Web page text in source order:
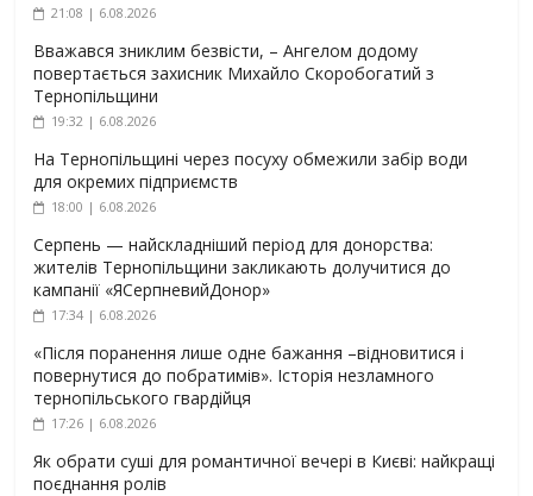
21:08 | 6.08.2026
Вважався зниклим безвісти, – Ангелом додому
повертається захисник Михайло Скоробогатий з
Тернопільщини
19:32 | 6.08.2026
На Тернопільщині через посуху обмежили забір води
для окремих підприємств
18:00 | 6.08.2026
Серпень — найскладніший період для донорства:
жителів Тернопільщини закликають долучитися до
кампанії «ЯСерпневийДонор»
17:34 | 6.08.2026
«Після поранення лише одне бажання –відновитися і
повернутися до побратимів». Історія незламного
тернопільського гвардійця
17:26 | 6.08.2026
Як обрати суші для романтичної вечері в Києві: найкращі
поєднання ролів